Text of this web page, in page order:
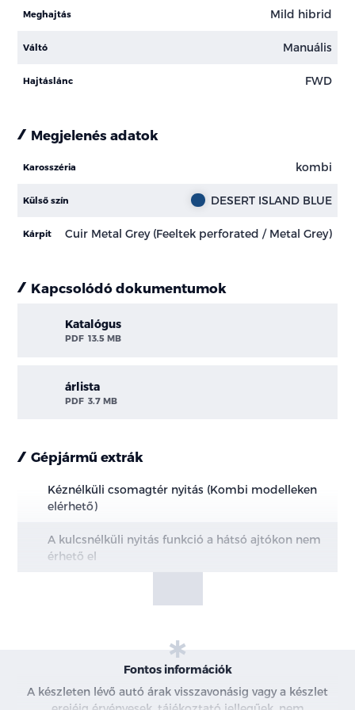
Meghajtás Mild hibrid
Váltó Manuális
Hajtáslánc FWD
Megjelenés adatok
Karosszéria kombi
Külső szín DESERT ISLAND BLUE
Kárpit Cuir Metal Grey (Feeltek perforated / Metal Grey)
Kapcsolódó dokumentumok
Katalógus
PDF 13.5 MB
árlista
PDF 3.7 MB
Gépjármű extrák
Kéznélküli csomagtér nyitás (Kombi modelleken
elérhető)
A kulcsnélküli nyitás funkció a hátsó ajtókon nem
érhető el
ERGO Üléscsomag - mHEV modellek
Nem érhető el Bőr-szövet kárpittal
Fontos információk
A készleten lévő autó árak visszavonásig vagy a készlet